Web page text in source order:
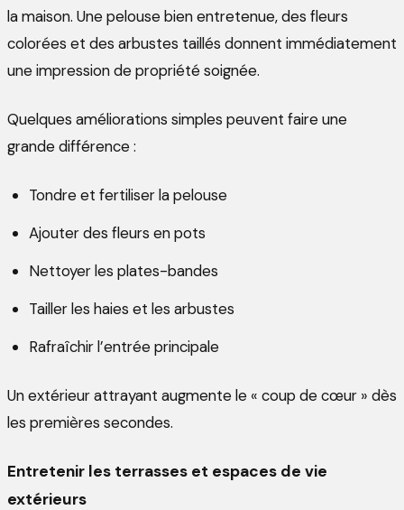
la maison. Une pelouse bien entretenue, des fleurs
colorées et des arbustes taillés donnent immédiatement
une impression de propriété soignée.
Quelques améliorations simples peuvent faire une
grande différence :
Tondre et fertiliser la pelouse
Ajouter des fleurs en pots
Nettoyer les plates-bandes
Tailler les haies et les arbustes
Rafraîchir l’entrée principale
Un extérieur attrayant augmente le « coup de cœur » dès
les premières secondes.
Entretenir les terrasses et espaces de vie
extérieurs